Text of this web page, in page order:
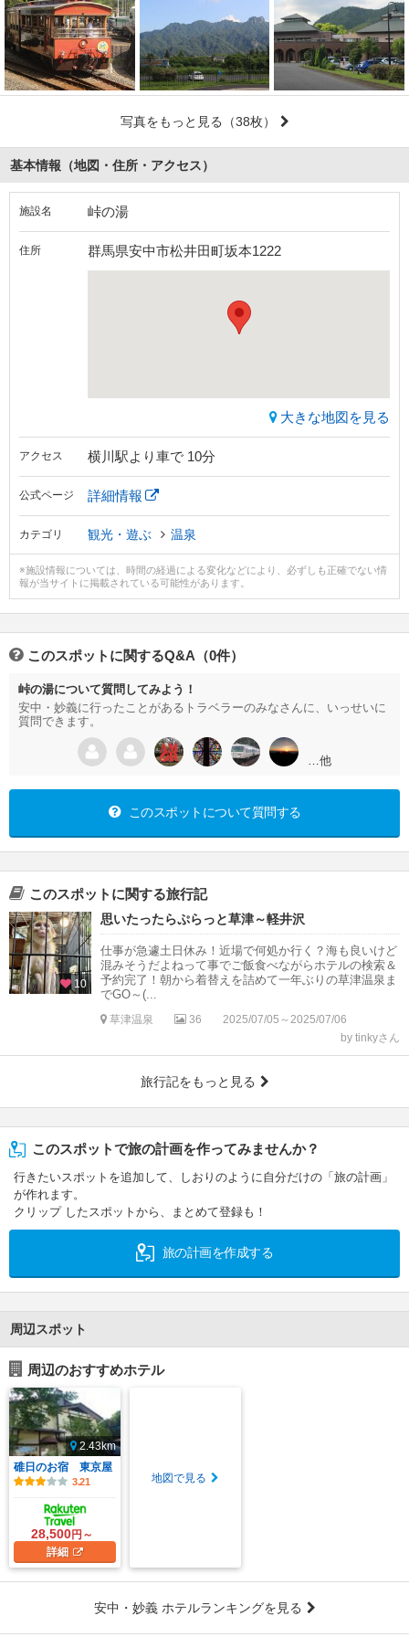
写真をもっと見る （38枚）
基本情報（地図・住所・アクセス）
施設名 峠の湯
住所 群馬県安中市松井田町坂本1222
大きな地図を見る
アクセス 横川駅より車で 10分
公式ページ 詳細情報
カテゴリ 観光・遊ぶ 温泉
※施設情報については、時間の経過による変化などにより、必ずしも正確でない情
報が当サイトに掲載されている可能性があります。
このスポットに関するQ&A（0件）
峠の湯について質問してみよう！
安中・妙義に行ったことがあるトラベラーのみなさんに、いっせいに
質問できます。
…他
このスポットについて質問する
このスポットに関する旅行記
10
思いたったらぷらっと草津～軽井沢
仕事が急遽土日休み！近場で何処か行く？海も良いけど
混みそうだよねって事でご飯食べながらホテルの検索＆
予約完了！朝から着替えを詰めて一年ぶりの草津温泉ま
でGO～(...
草津温泉 36
2025/07/05～2025/07/06
by tinkyさん
旅行記をもっと見る
このスポットで旅の計画を作ってみませんか？
行きたいスポットを追加して、しおりのように自分だけの「旅の計画」
が作れます。
クリップ したスポットから、まとめて登録も！
旅の計画を作成する
周辺スポット
周辺のおすすめホテル
2.43km
碓日のお宿 東京屋
3.21
28,500円～
詳細
地図で見る
安中・妙義 ホテルランキングを見る